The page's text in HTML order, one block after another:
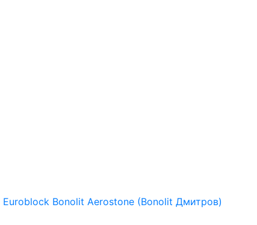
Euroblock Bonolit Aerostone (Bonolit Дмитров)